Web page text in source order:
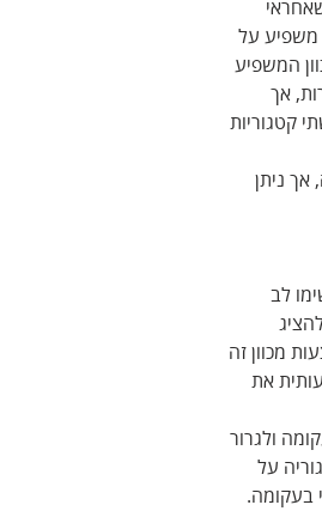
על
המשפיע
אך
קטגוריות
אך ניתן
לב
מכוון זה
את
ולגרור
על
בעקומה.